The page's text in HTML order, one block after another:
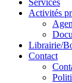
Services
Activités
Librairie/
Contact